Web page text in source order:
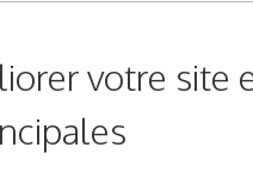
votre site